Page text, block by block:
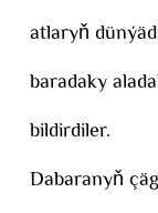
atlaryň
baradaky
bildirdiler.
Dabaranyň